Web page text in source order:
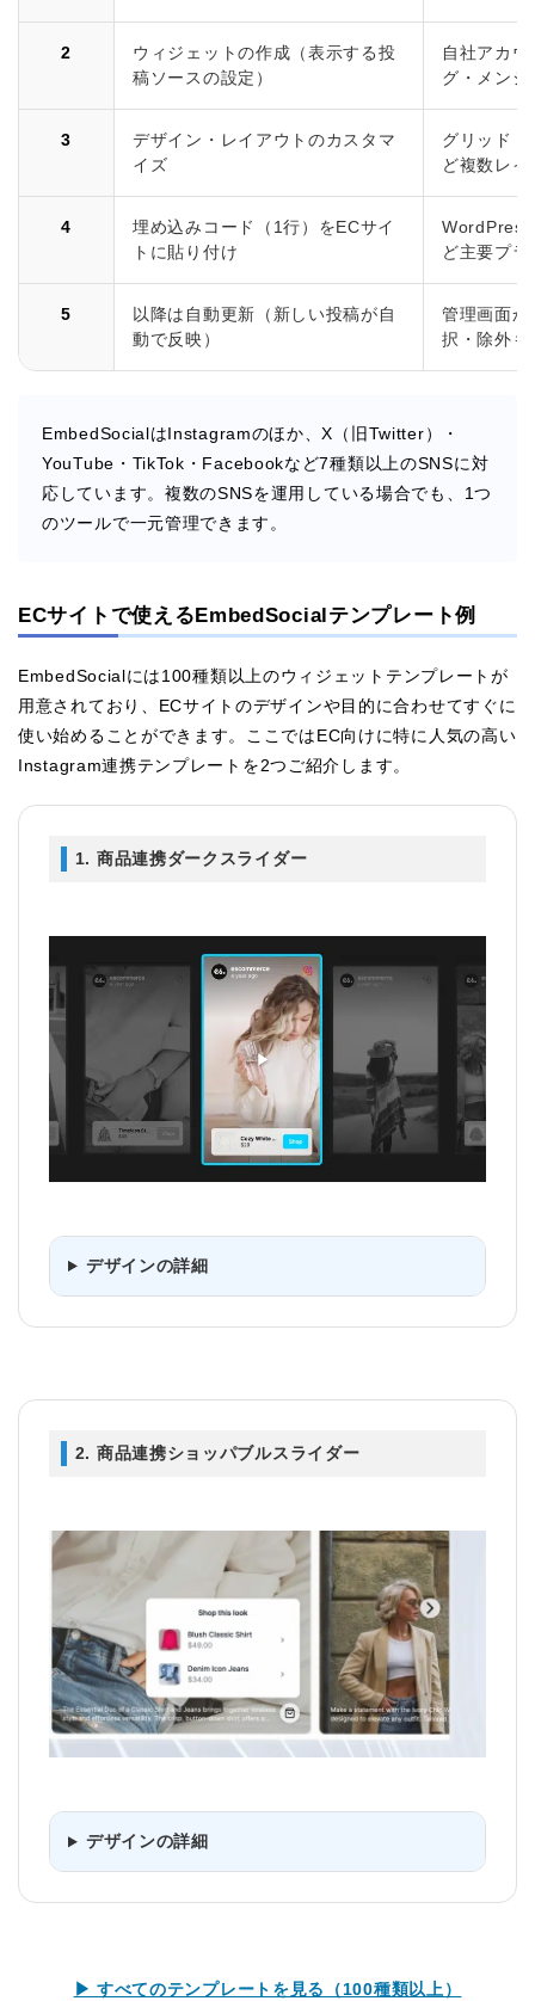
2
ウィジェットの作成（表示する投
稿ソースの設定）
自社アカ
グ・メン
3
デザイン・レイアウトのカスタマ
イズ
グリッド
ど複数レ
4
埋め込みコード（1行）をECサイ
トに貼り付け
ど主要プ
5
以降は自動更新（新しい投稿が自
動で反映）
管理画面か
択・除外も
EmbedSocialはInstagramのほか、X（旧Twitter）・
YouTube・TikTok・Facebookなど7種類以上のSNSに対
応しています。複数のSNSを運用している場合でも、1つ
のツールで一元管理できます。
ECサイトで使えるEmbedSocialテンプレート例
EmbedSocialには100種類以上のウィジェットテンプレートが
用意されており、ECサイトのデザインや目的に合わせてすぐに
使い始めることができます。ここではEC向けに特に人気の高い
Instagram連携テンプレートを2つご紹介します。
1. 商品連携ダークスライダー
デザインの詳細
2. 商品連携ショッパブルスライダー
デザインの詳細
▶ すべてのテンプレートを見る（100種類以上）